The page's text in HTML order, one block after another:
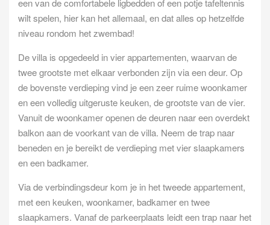
een van de comfortabele ligbedden of een potje tafeltennis
wilt spelen, hier kan het allemaal, en dat alles op hetzelfde
niveau rondom het zwembad!
De villa is opgedeeld in vier appartementen, waarvan de
twee grootste met elkaar verbonden zijn via een deur. Op
de bovenste verdieping vind je een zeer ruime woonkamer
en een volledig uitgeruste keuken, de grootste van de vier.
Vanuit de woonkamer openen de deuren naar een overdekt
balkon aan de voorkant van de villa. Neem de trap naar
beneden en je bereikt de verdieping met vier slaapkamers
en een badkamer.
Via de verbindingsdeur kom je in het tweede appartement,
met een keuken, woonkamer, badkamer en twee
slaapkamers. Vanaf de parkeerplaats leidt een trap naar het